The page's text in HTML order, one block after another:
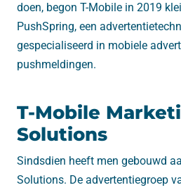
doen, begon T-Mobile in 2019
PushSpring, een
gespecialiseerd in mobiele
pushmeldingen.
T-Mobile
Solutions
Sindsdien heeft men gebouwd
Solutions. De advertentiegroep